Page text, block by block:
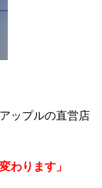
ップルの直営店
わります」